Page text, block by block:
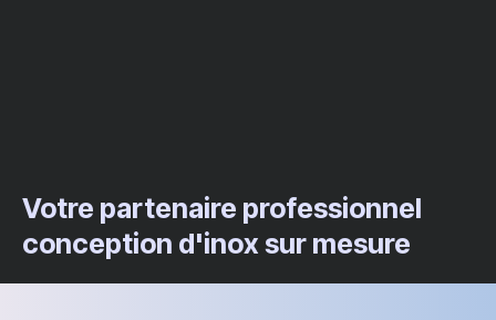
Votre partenaire professionnel
conception d'inox sur mesure